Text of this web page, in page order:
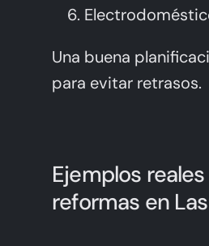
Una buena
para evitar retrasos.
Ejemplos
reformas en